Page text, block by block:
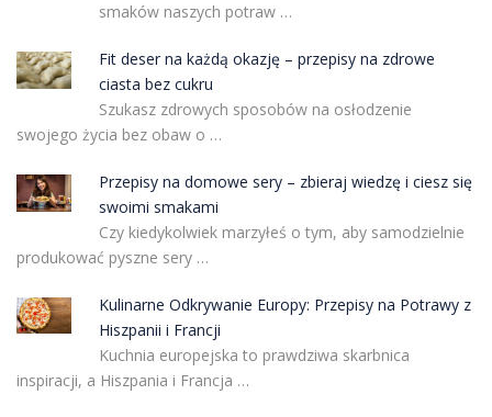
smaków naszych potraw …
Fit deser na każdą okazję – przepisy na zdrowe
ciasta bez cukru
Szukasz zdrowych sposobów na osłodzenie
swojego życia bez obaw o …
Przepisy na domowe sery – zbieraj wiedzę i ciesz się
swoimi smakami
Czy kiedykolwiek marzyłeś o tym, aby samodzielnie
produkować pyszne sery …
Kulinarne Odkrywanie Europy: Przepisy na Potrawy z
Hiszpanii i Francji
Kuchnia europejska to prawdziwa skarbnica
inspiracji, a Hiszpania i Francja …